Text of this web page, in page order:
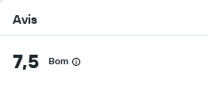
Avis
7,5 Bom